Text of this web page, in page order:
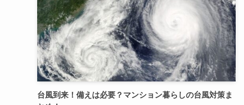
台風到来！備えは必要？マンション暮らしの台風対策ま